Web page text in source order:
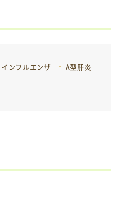
インフルエンザ
A型肝炎